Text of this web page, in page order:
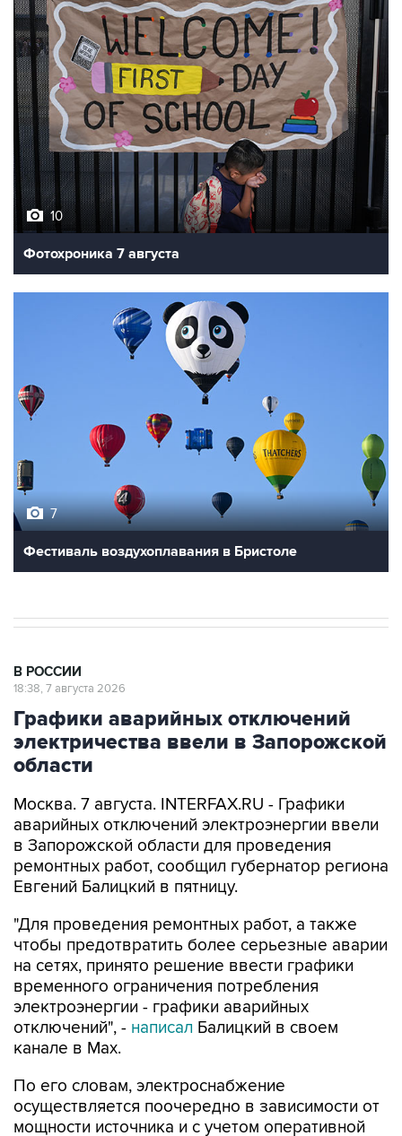
10
Фотохроника 7 августа
7
Фестиваль воздухоплавания в Бристоле
В РОССИИ
18:38, 7 августа 2026
Графики аварийных отключений
электричества ввели в Запорожской
области
Москва. 7 августа. INTERFAX.RU - Графики
аварийных отключений электроэнергии ввели
в Запорожской области для проведения
ремонтных работ, сообщил губернатор региона
Евгений Балицкий в пятницу.
"Для проведения ремонтных работ, а также
чтобы предотвратить более серьезные аварии
на сетях, принято решение ввести графики
временного ограничения потребления
электроэнергии - графики аварийных
отключений", - написал Балицкий в своем
канале в Max.
По его словам, электроснабжение
осуществляется поочередно в зависимости от
мощности источника и с учетом оперативной